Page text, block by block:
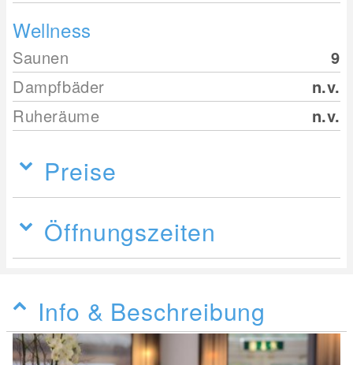
Wellness
Saunen
9
Dampfbäder
n.v.
Ruheräume
n.v.
Preise
Öffnungszeiten
Info & Beschreibung